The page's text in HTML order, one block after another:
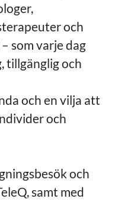
och
som varje dag
tillgänglig och
och en vilja att
och
och
samt med